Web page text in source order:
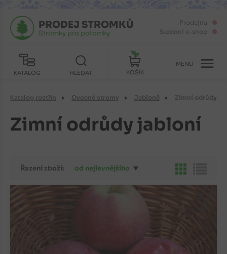
Prodejna
Sezónní e-shop
KATALOG
PRODEJ STROMKŮ
Stromky pro potomky
HLEDAT KOŠÍK
MENU
Katalog rostlin Ovocné stromy Jabloně Zimní odrůdy
Zimní odrůdy jabloní
Řazení zboží: od nejlevnějšího